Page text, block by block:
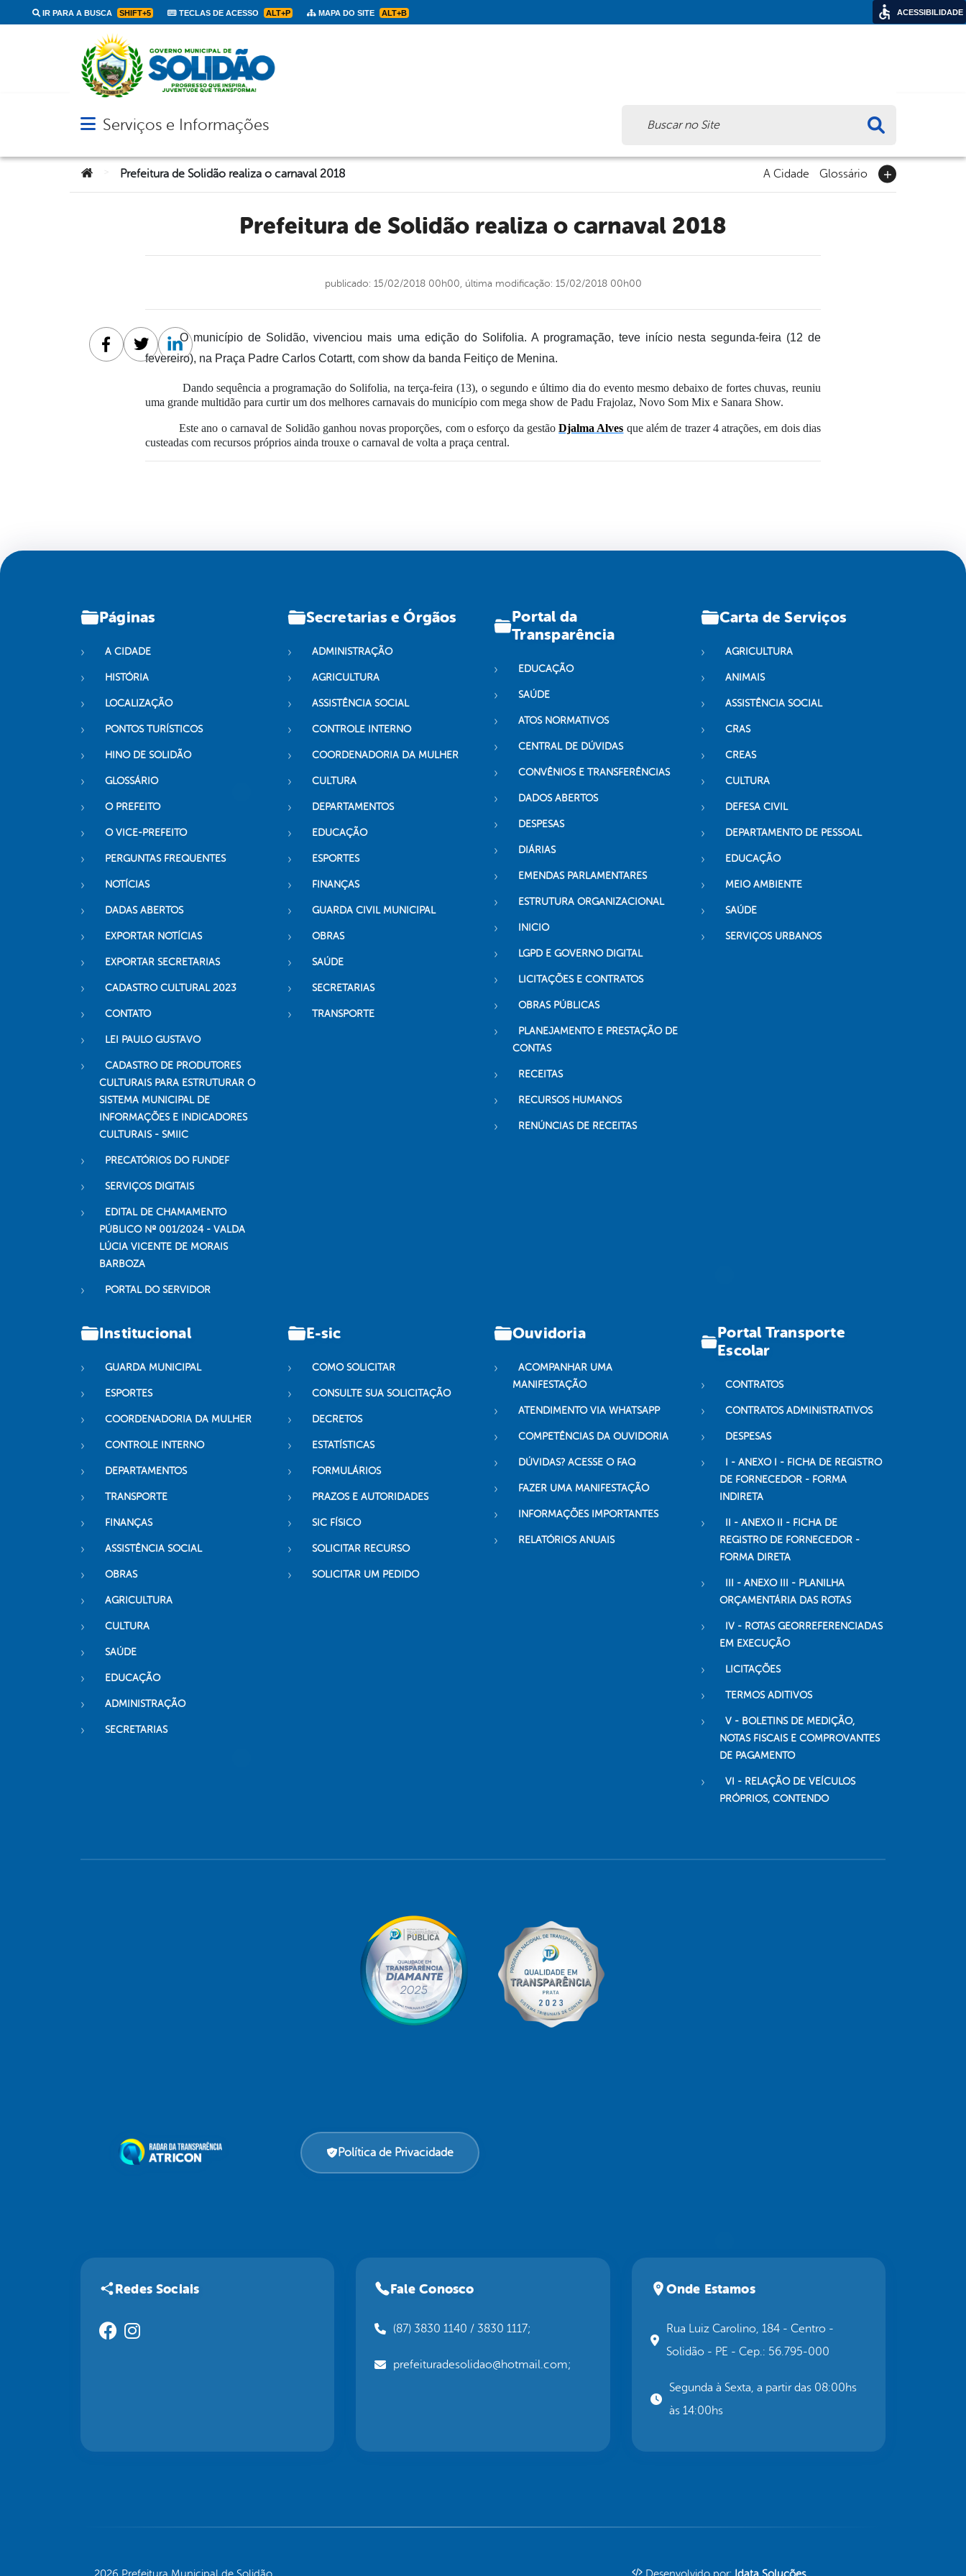
IR PARA A BUSCA SHIFT+5 TECLAS DE ACESSO ALT+P MAPA DO SITE ALT+B
Abrir menu principal de navegação
Serviços e Informações
Você está aqui:Prefeitura de Solidão realiza o carnaval 2018 A Cidade Glossário
Prefeitura de Solidão realiza o carnaval 2018
publicado: 15/02/2018 00h00, última modificação: 15/02/2018 00h00
Omunicípio de Solidão, vivenciou mais uma edição do Solifolia. A programação, teve início nesta segunda-feira (12 de
fevereiro), na Praça Padre Carlos Cotartt, com show da banda Feitiço de Menina.
Dando sequência a programação do Solifolia, na terça-feira (13), o segundo e último dia do evento mesmo debaixo de fortes chuvas, reuniu
uma grande multidão para curtir um dos melhores carnavais do município com mega show de Padu Frajolaz, Novo Som Mix e Sanara Show.
Este ano o carnaval de Solidão ganhou novas proporções, com o esforço da gestãoDjalma Alves que além de trazer 4 atrações, em dois dias
custeadas com recursos próprios ainda trouxe o carnaval de volta a praça central.
Facebook
TwitterLinkedin
Páginas
A CIDADE
HISTÓRIA
LOCALIZAÇÃO
PONTOS TURÍSTICOS
HINO DE SOLIDÃO
GLOSSÁRIO
O PREFEITO
O VICE-PREFEITO
PERGUNTAS FREQUENTES
NOTÍCIAS
DADAS ABERTOS
EXPORTAR NOTÍCIAS
EXPORTAR SECRETARIAS
CADASTRO CULTURAL 2023
CONTATO
LEI PAULO GUSTAVO
CADASTRO DE PRODUTORES
CULTURAIS PARA ESTRUTURAR O
SISTEMA MUNICIPAL DE
INFORMAÇÕES E INDICADORES
CULTURAIS - SMIIC
PRECATÓRIOS DO FUNDEF
SERVIÇOS DIGITAIS
EDITAL DE CHAMAMENTO
PÚBLICO Nº 001/2024 - VALDA
LÚCIA VICENTE DE MORAIS
BARBOZA
PORTAL DO SERVIDOR
Secretarias e Órgãos
ADMINISTRAÇÃO
AGRICULTURA
ASSISTÊNCIA SOCIAL
CONTROLE INTERNO
COORDENADORIA DA MULHER
CULTURA
DEPARTAMENTOS
EDUCAÇÃO
ESPORTES
FINANÇAS
GUARDA CIVIL MUNICIPAL
OBRAS
SAÚDE
SECRETARIAS
TRANSPORTE
Portal da
Transparência
EDUCAÇÃO
SAÚDE
ATOS NORMATIVOS
CENTRAL DE DÚVIDAS
CONVÊNIOS E TRANSFERÊNCIAS
DADOS ABERTOS
DESPESAS
DIÁRIAS
EMENDAS PARLAMENTARES
ESTRUTURA ORGANIZACIONAL
INICIO
LGPD E GOVERNO DIGITAL
LICITAÇÕES E CONTRATOS
OBRAS PÚBLICAS
PLANEJAMENTO E PRESTAÇÃO DE
CONTAS
RECEITAS
RECURSOS HUMANOS
RENÚNCIAS DE RECEITAS
Carta de Serviços
AGRICULTURA
ANIMAIS
ASSISTÊNCIA SOCIAL
CRAS
CREAS
CULTURA
DEFESA CIVIL
DEPARTAMENTO DE PESSOAL
EDUCAÇÃO
MEIO AMBIENTE
SAÚDE
SERVIÇOS URBANOS
Institucional
GUARDA MUNICIPAL
ESPORTES
COORDENADORIA DA MULHER
CONTROLE INTERNO
DEPARTAMENTOS
TRANSPORTE
FINANÇAS
ASSISTÊNCIA SOCIAL
OBRAS
AGRICULTURA
CULTURA
SAÚDE
EDUCAÇÃO
ADMINISTRAÇÃO
SECRETARIAS
E-sic
COMO SOLICITAR
CONSULTE SUA SOLICITAÇÃO
DECRETOS
ESTATÍSTICAS
FORMULÁRIOS
PRAZOS E AUTORIDADES
SIC FÍSICO
SOLICITAR RECURSO
SOLICITAR UM PEDIDO
Ouvidoria
ACOMPANHAR UMA
MANIFESTAÇÃO
ATENDIMENTO VIA WHATSAPP
COMPETÊNCIAS DA OUVIDORIA
DÚVIDAS? ACESSE O FAQ
FAZER UMA MANIFESTAÇÃO
INFORMAÇÕES IMPORTANTES
RELATÓRIOS ANUAIS
Portal Transporte
Escolar
CONTRATOS
CONTRATOS ADMINISTRATIVOS
DESPESAS
I - ANEXO I - FICHA DE REGISTRO
DE FORNECEDOR - FORMA
INDIRETA
II - ANEXO II - FICHA DE
REGISTRO DE FORNECEDOR -
FORMA DIRETA
III - ANEXO III - PLANILHA
ORÇAMENTÁRIA DAS ROTAS
IV - ROTAS GEORREFERENCIADAS
EM EXECUÇÃO
LICITAÇÕES
TERMOS ADITIVOS
V - BOLETINS DE MEDIÇÃO,
NOTAS FISCAIS E COMPROVANTES
DE PAGAMENTO
VI - RELAÇÃO DE VEÍCULOS
PRÓPRIOS, CONTENDO
Política de Privacidade
Redes Sociais Fale Conosco
(87) 3830 1140 / 3830 1117;
prefeituradesolidao@hotmail.com;
Onde Estamos
Rua Luiz Carolino, 184 - Centro -
Solidão - PE - Cep.: 56.795-000
Segunda à Sexta, a partir das 08:00hs
às 14:00hs
ACESSIBILIDADE